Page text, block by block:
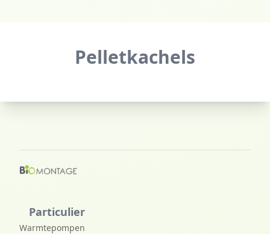
Pelletkachels
Particulier
Warmtepompen